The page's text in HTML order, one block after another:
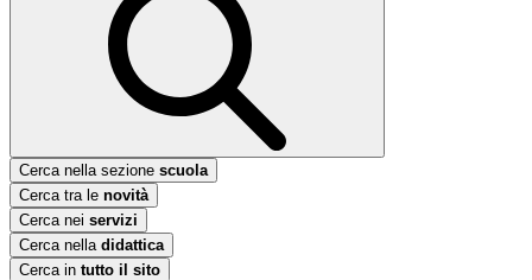
Cerca nella sezione scuola
Cerca tra le novità
Cerca nei servizi
Cerca nella didattica
Cerca in tutto il sito